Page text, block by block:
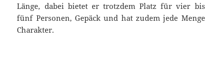
Länge, dabei bietet er trotzdem Platz für vier bis
fünf Personen, Gepäck und hat zudem jede Menge
Charakter.